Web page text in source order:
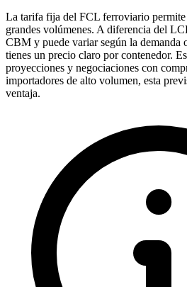
La tarifa fija del FCL ferroviario permite
grandes volúmenes. A diferencia del
CBM y puede variar según la demanda
tienes un precio claro por contenedor.
proyecciones y negociaciones con
importadores de alto volumen, esta
ventaja.